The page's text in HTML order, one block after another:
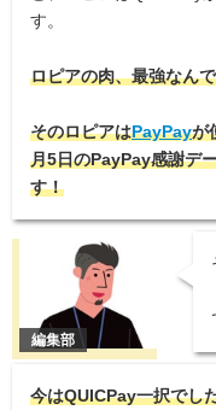
す。
ロピアの肉、最強なん
そのロピアはPayPayが
月5日のPayPay感謝デ
す！
今はQUICPay一択でし